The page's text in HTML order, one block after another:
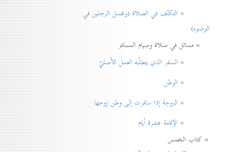
» التكتّف في الصلاة (وغسل الرجلين في
الوضوء)
» مسائل في صلاة وصيام المسافر
» السفر الذي يتطلّبه العمل الأصليّ
» الوطن
» الزوجة إذا سافرت إلی وطن زوجها
» الإقامة عشرة أيام
» كتاب الخمس